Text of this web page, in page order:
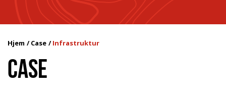
Hjem Case Infrastruktur
CASE